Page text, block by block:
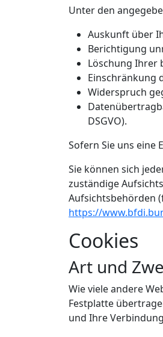
Unter den
Auskunft über
Berichtigung
Löschung Ihrer
Einschränkung
Widerspruch
DSGVO).
Sofern Sie uns
Sie können sich
zuständige
Aufsichtsbehörden
https://
Cookies
Art und
Wie viele andere
Festplatte
und Ihre